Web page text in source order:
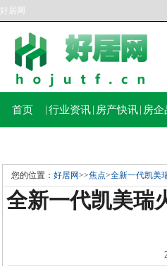
好居网
首页 行业资讯 房产快讯 房企
您的位置： 好居网>>焦点>全新一代凯美
全新一代凯美瑞